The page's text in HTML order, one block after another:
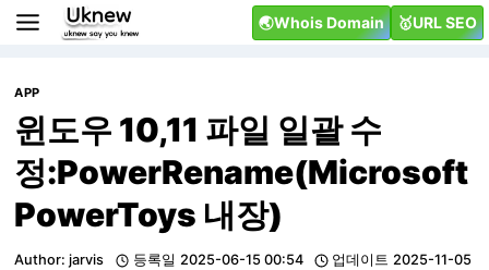
Skip
🌏Whois Domain 🥇URL SEO
APP
윈도우 10,11 파일 일괄 수
정:PowerRename(Microsoft
PowerToys 내장)
Author: jarvis 등록일 2025-06-15 00:54 업데이트 2025-11-05